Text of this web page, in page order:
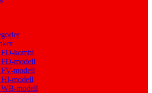
FD-kombi
modell
modell
HI-modell
WB-modell